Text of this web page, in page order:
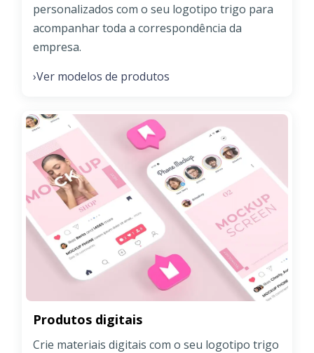
personalizados com o seu logotipo trigo para
acompanhar toda a correspondência da
empresa.
›Ver modelos de produtos
Produtos digitais
Crie materiais digitais com o seu logotipo trigo